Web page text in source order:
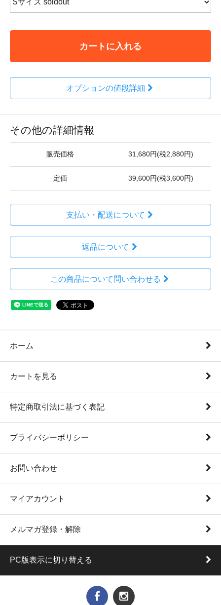
カートに入れる
オプションの値段詳細
その他の詳細情報
販売価格 31,680円(税2,880円)
定価 39,600円(税3,600円)
支払い・配送について
返品について
この商品について問い合わせる
ホーム
カートを見る
特定商取引法に基づく表記
プライバシーポリシー
お問い合わせ
マイアカウント
メルマガ登録・解除
PC版表示に切り替える